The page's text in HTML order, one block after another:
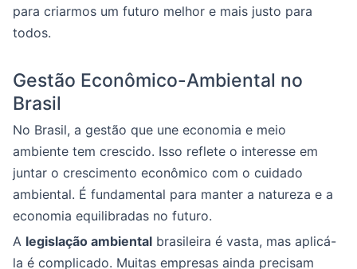
para criarmos um futuro melhor e mais justo para
todos.
Gestão Econômico-Ambiental no
Brasil
No Brasil, a gestão que une economia e meio
ambiente tem crescido. Isso reflete o interesse em
juntar o crescimento econômico com o cuidado
ambiental. É fundamental para manter a natureza e a
economia equilibradas no futuro.
A legislação ambiental brasileira é vasta, mas aplicá-
la é complicado. Muitas empresas ainda precisam